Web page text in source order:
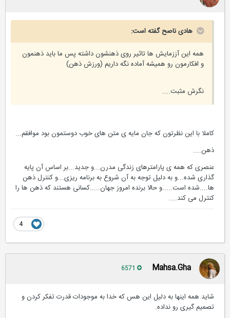
هادی ناصح گفته است:
همه این آززمایش ها تاثیر روی ذهنشون داشته پس ما باید ذهنمون
و افکارمون رو همیشه آماده نگه داریم (ورزش ذهن)
نگرش مثبت....
کاملا با این نظرتون که جان مایه ی متن های خوب دوستمون بود موافقم...
ذهن....
عنصری که همه ی پارامترهای زندگی مدرن...و جدید...بر اساس آن پایه
گذاری شده...و به دلیل توجه به آن شروع به برنامه ریزی...و کنترل ذهن
ها....شده است.....و حالا برنده امروز جهان.....کسانی هستند که ذهن ها را
کنترل می کند....
Mahsa.Gha
شاید همه اینها به دلیل این هس که خدا به موجودات قدرت تفکر کردن و
تصمیم گیری رو نداده.